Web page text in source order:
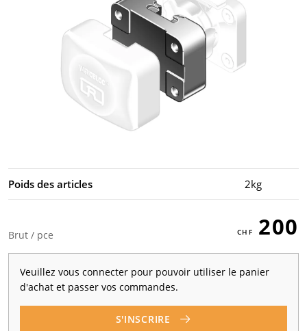
Poids des articles 2kg
Brut / pce 200
Veuillez vous connecter pour pouvoir utiliser le panier
d'achat et passer vos commandes.
S'INSCRIRE